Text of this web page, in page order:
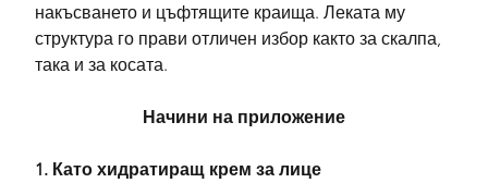
накъсването и цъфтящите краища. Леката му
структура го прави отличен избор както за скалпа,
така и за косата.
Начини на приложение
1. Като хидратиращ крем за лице